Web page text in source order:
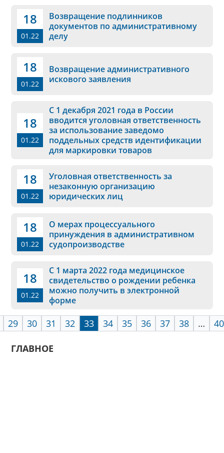
18
01.22
Возвращение подлинников
документов по административному
делу
18
01.22
Возвращение административного
искового заявления
18
01.22
С 1 декабря 2021 года в России
вводится уголовная ответственность
за использование заведомо
поддельных средств идентификации
для маркировки товаров
18
01.22
Уголовная ответственность за
незаконную организацию
юридических лиц
18
01.22
О мерах процессуального
принуждения в административном
судопроизводстве
18
01.22
С 1 марта 2022 года медицинское
свидетельство о рождении ребенка
можно получить в электронной
форме
29 30 31 32 33 34 35 36 37 38 … 40
ГЛАВНОЕ